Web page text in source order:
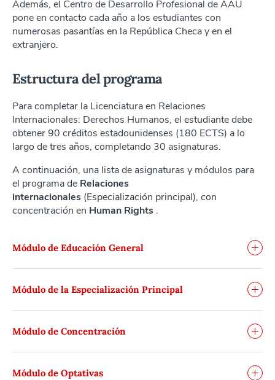
Además, el Centro de Desarrollo Profesional de AAU
pone en contacto cada año a los estudiantes con
numerosas pasantías en la República Checa y en el
extranjero.
Estructura del programa
Para completar la Licenciatura en Relaciones
Internacionales: Derechos Humanos, el estudiante debe
obtener 90 créditos estadounidenses (180 ECTS) a lo
largo de tres años, completando 30 asignaturas.
A continuación, una lista de asignaturas y módulos para
el programa de Relaciones
internacionales (Especialización principal), con
concentración en Human Rights .
Módulo de Educación General
Módulo de la Especialización Principal
Módulo de Concentración
Módulo de Optativas